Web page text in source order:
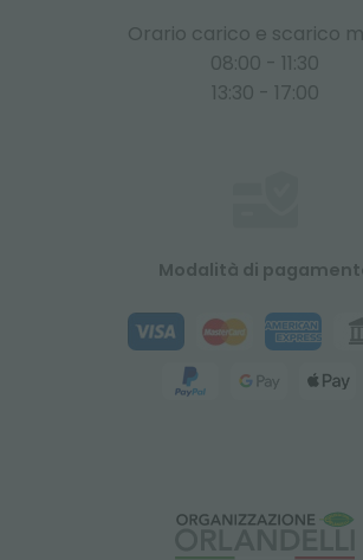
Orario carico e scarico
08:00 - 11:30
13:30 - 17:00
Modalità di